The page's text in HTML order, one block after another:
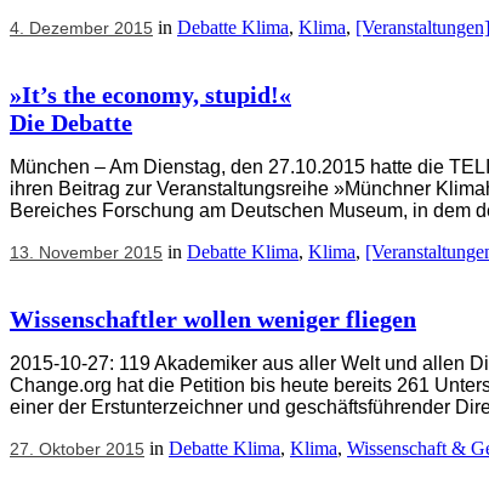
4. Dezember 2015 in Debatte Klima, Klima, [Veranstaltungen]
»It’s the economy, stupid!«
Die Debatte
München – Am Dienstag, den 27.10.2015 hatte die
ihren Beitrag zur Veranstaltungsreihe »Münchner
Bereiches Forschung am Deutschen Museum, in dem
13. November 2015 in Debatte Klima, Klima,
Wissenschaftler wollen weniger fliegen
2015-10-27: 119 Akademiker aus aller Welt und allen
Change.org hat die Petition bis heute bereits 261
einer der Erstunterzeichner und geschäftsführender
27. Oktober 2015 in Debatte Klima, Klima, Wissenschaft &